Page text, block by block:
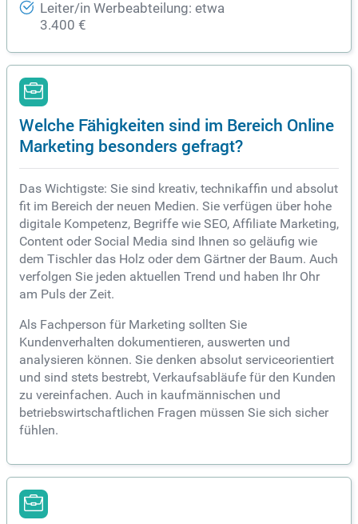
Leiter/in Werbeabteilung: etwa
3.400 €
Welche Fähigkeiten sind im Bereich Online
Marketing besonders gefragt?
Das Wichtigste: Sie sind kreativ, technikaffin und absolut
fit im Bereich der neuen Medien. Sie verfügen über hohe
digitale Kompetenz, Begriffe wie SEO, Affiliate Marketing,
Content oder Social Media sind Ihnen so geläufig wie
dem Tischler das Holz oder dem Gärtner der Baum. Auch
verfolgen Sie jeden aktuellen Trend und haben Ihr Ohr
am Puls der Zeit.
Als Fachperson für Marketing sollten Sie
Kundenverhalten dokumentieren, auswerten und
analysieren können. Sie denken absolut serviceorientiert
und sind stets bestrebt, Verkaufsabläufe für den Kunden
zu vereinfachen. Auch in kaufmännischen und
betriebswirtschaftlichen Fragen müssen Sie sich sicher
fühlen.